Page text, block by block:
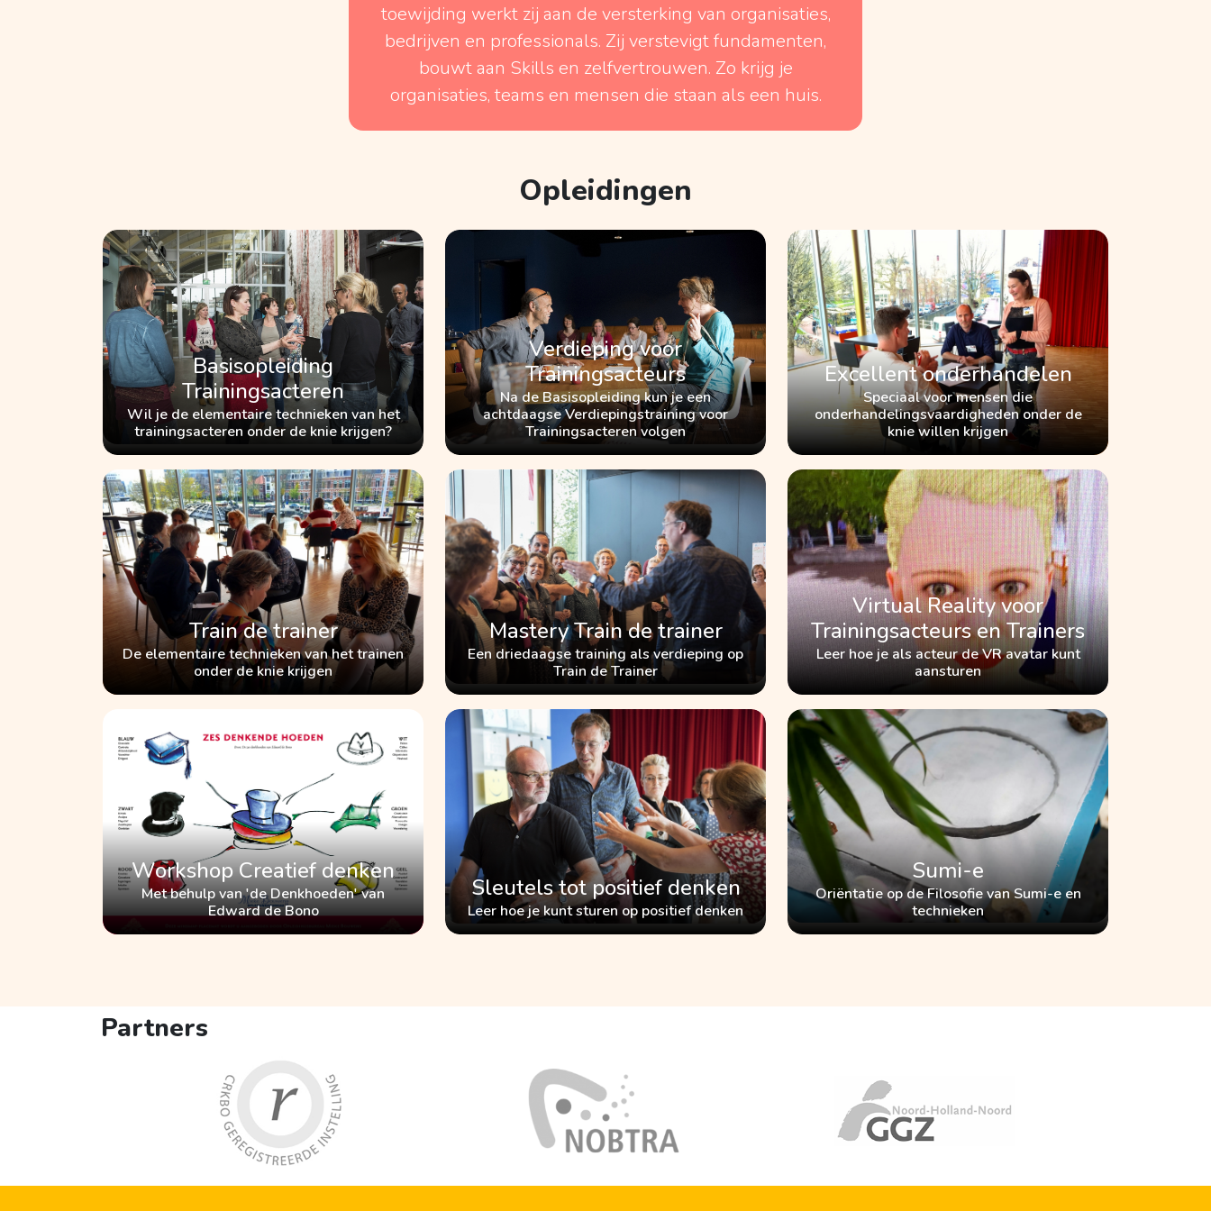
toewijding werkt zij aan de versterking van organisaties,
bedrijven en professionals. Zij verstevigt fundamenten,
bouwt aan Skills en zelfvertrouwen. Zo krijg je
organisaties, teams en mensen die staan als een huis.
Opleidingen
Basisopleiding
Trainingsacteren
Wil je de elementaire technieken van het
trainingsacteren onder de knie krijgen?
Verdieping voor
Trainingsacteurs
Na de Basisopleiding kun je een
achtdaagse Verdiepingstraining voor
Trainingsacteren volgen
Excellent onderhandelen
Speciaal voor mensen die
onderhandelingsvaardigheden onder de
knie willen krijgen
Train de trainer
De elementaire technieken van het trainen
onder de knie krijgen
Mastery Train de trainer
Een driedaagse training als verdieping op
Train de Trainer
Virtual Reality voor
Trainingsacteurs en Trainers
Leer hoe je als acteur de VR avatar kunt
aansturen
Workshop Creatief denken
Met behulp van 'de Denkhoeden' van
Edward de Bono
Sleutels tot positief denken
Leer hoe je kunt sturen op positief denken
Sumi-e
Oriëntatie op de Filosofie van Sumi-e en
technieken
Partners